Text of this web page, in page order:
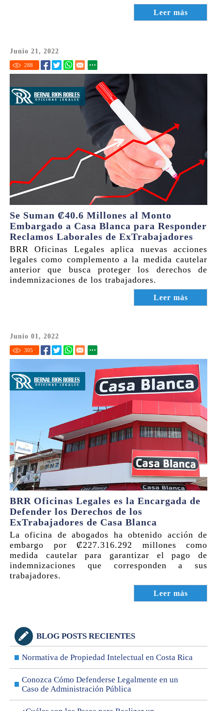
Leer más
Junio 21, 2022
288
Se Suman ₡40.6 Millones al Monto
Embargado a Casa Blanca para Responder
Reclamos Laborales de ExTrabajadores
BRR Oficinas Legales aplica nuevas acciones
legales como complemento a la medida cautelar
anterior que busca proteger los derechos de
indemnizaciones de los trabajadores.
Leer más
Junio 01, 2022
305
BRR Oficinas Legales es la Encargada de
Defender los Derechos de los
ExTrabajadores de Casa Blanca
La oficina de abogados ha obtenido acción de
embargo por ₡227.316.292 millones como
medida cautelar para garantizar el pago de
indemnizaciones que corresponden a sus
trabajadores.
Leer más
BLOG POSTS RECIENTES
Normativa de Propiedad Intelectual en Costa Rica
Conozca Cómo Defenderse Legalmente en un
Caso de Administración Pública